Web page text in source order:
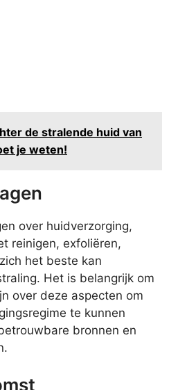
de stralende huid van
je weten!
over huidverzorging,
reinigen, exfoliëren,
het beste kan
Het is belangrijk om
over deze aspecten om
te kunnen
bronnen en